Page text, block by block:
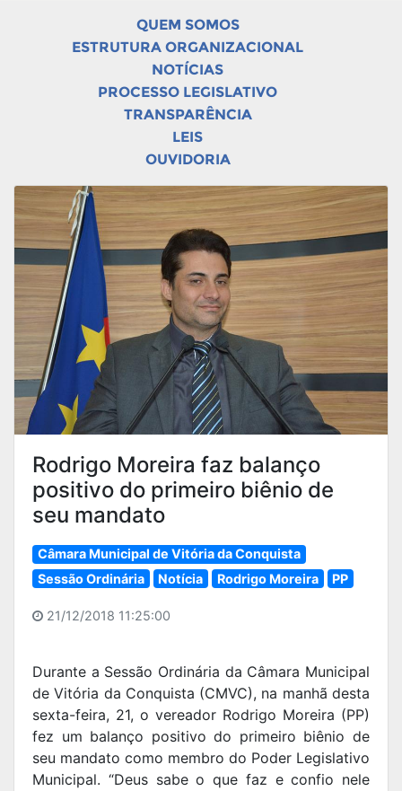
QUEM SOMOS
ESTRUTURA ORGANIZACIONAL
NOTÍCIAS
PROCESSO LEGISLATIVO
TRANSPARÊNCIA
LEIS
OUVIDORIA
Rodrigo Moreira faz balanço
positivo do primeiro biênio de
seu mandato
Câmara Municipal de Vitória da Conquista
Sessão Ordinária
Notícia Rodrigo Moreira PP
21/12/2018 11:25:00
Durante a Sessão Ordinária da Câmara Municipal
de Vitória da Conquista (CMVC), na manhã desta
sexta-feira, 21, o vereador Rodrigo Moreira (PP)
fez um balanço positivo do primeiro biênio de
seu mandato como membro do Poder Legislativo
Municipal. “Deus sabe o que faz e confio nele